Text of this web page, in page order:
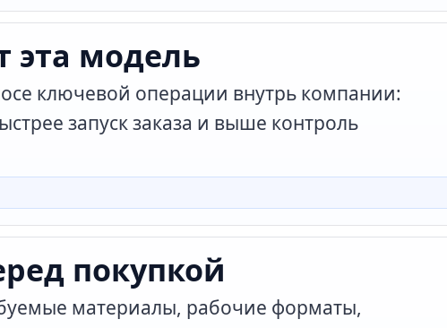
эта модель
ключевой операции внутрь компании:
запуск заказа и выше контроль
покупкой
материалы, рабочие форматы,